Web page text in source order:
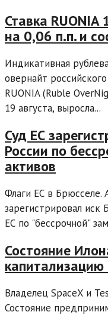
Ставка RUONIA
на 0,06 п.п. и
Индикативная
овернайт
RUONIA (Ruble
19 августа, выросла...
Суд ЕС
России по
активов
Флаги ЕС в Брюсселе.
зарегистрировал иск
ЕС по "бессрочной"
Состояние
капитализацию
Владелец SpaceX и
Состояние